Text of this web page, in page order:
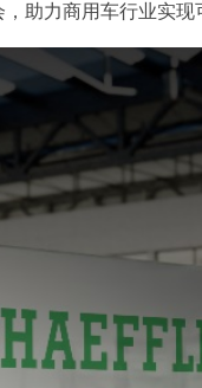
助力商用车行业实现